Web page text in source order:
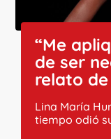
“Me
de ser
relato
Lina María
tiempo odió